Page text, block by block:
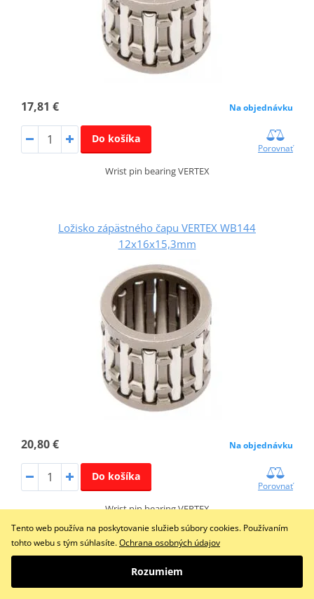
17,81 € Na objednávku
Do košíka
Porovnať
Wrist pin bearing VERTEX
Ložisko zápästného čapu VERTEX WB144
12x16x15,3mm
20,80 € Na objednávku
Do košíka
Porovnať
Wrist pin bearing VERTEX
Obvodový krúžok bez otáčania VERTEX 72093EX (pin d
Tento web používa na poskytovanie služieb súbory cookies. Používaním
tohto webu s tým súhlasíte.Ochrana osobných údajov
Rozumiem